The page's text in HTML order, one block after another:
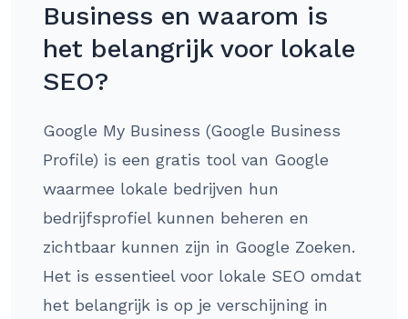
Business en waarom is
het belangrijk voor lokale
SEO?
Google My Business (Google Business
Profile) is een gratis tool van Google
waarmee lokale bedrijven hun
bedrijfsprofiel kunnen beheren en
zichtbaar kunnen zijn in Google Zoeken.
Het is essentieel voor lokale SEO omdat
het belangrijk is op je verschijning in